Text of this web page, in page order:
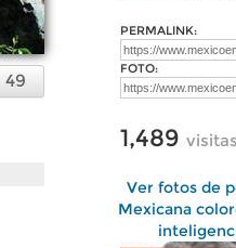
49
PERMALINK:
FOTO:
1,489 visitas
Ver fotos de
Mexicana